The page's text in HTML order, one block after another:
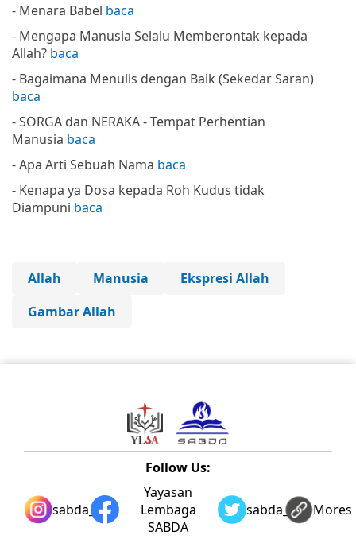
- Menara Babel baca
- Mengapa Manusia Selalu Memberontak kepada
Allah? baca
- Bagaimana Menulis dengan Baik (Sekedar Saran)
baca
- SORGA dan NERAKA - Tempat Perhentian
Manusia baca
- Apa Arti Sebuah Nama baca
- Kenapa ya Dosa kepada Roh Kudus tidak
Diampuni baca
Allah Manusia
Ekspresi Allah
Gambar Allah
Follow Us:
sabda_ylsa
Yayasan
Lembaga
SABDA
sabda_ylsaMores